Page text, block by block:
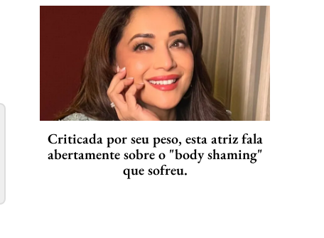
Criticada por seu peso, esta atriz fala
abertamente sobre o "body shaming"
que sofreu.